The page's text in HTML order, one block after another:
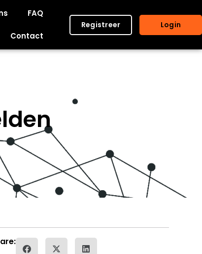
FAQ
Contact
Registreer Login